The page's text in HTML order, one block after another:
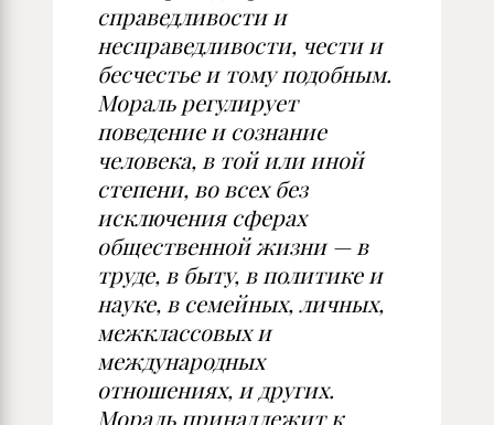
справедливости и
несправедливости, чести и
бесчестье и тому подобным.
Мораль регулирует
поведение и сознание
человека, в той или иной
степени, во всех без
исключения сферах
общественной жизни — в
труде, в быту, в политике и
науке, в семейных, личных,
межклассовых и
международных
отношениях, и других.
Мораль принадлежит к